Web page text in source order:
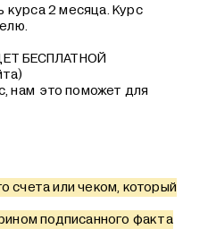
2 месяца. Курс
БЕСПЛАТНОЙ
нам это поможет для
счета или чеком, который
подписанного факта